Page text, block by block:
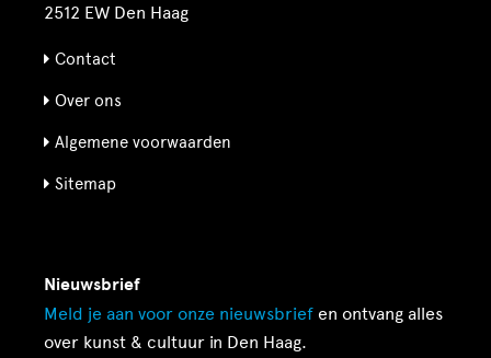
2512 EW Den Haag
Contact
Over ons
Algemene voorwaarden
Sitemap
Nieuwsbrief
Meld je aan voor onze nieuwsbrief en ontvang alles
over kunst & cultuur in Den Haag.